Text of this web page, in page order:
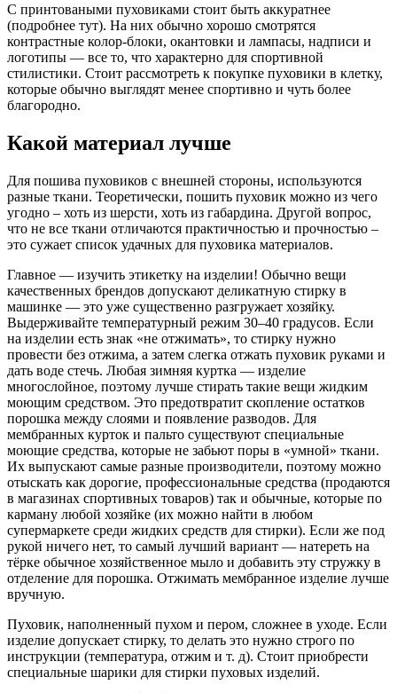
С принтоваными пуховиками стоит быть аккуратнее
(подробнее тут). На них обычно хорошо смотрятся
контрастные колор-блоки, окантовки и лампасы, надписи и
логотипы — все то, что характерно для спортивной
стилистики. Стоит рассмотреть к покупке пуховики в клетку,
которые обычно выглядят менее спортивно и чуть более
благородно.
Какой материал лучше
Для пошива пуховиков с внешней стороны, используются
разные ткани. Теоретически, пошить пуховик можно из чего
угодно – хоть из шерсти, хоть из габардина. Другой вопрос,
что не все ткани отличаются практичностью и прочностью –
это сужает список удачных для пуховика материалов.
Главное — изучить этикетку на изделии! Обычно вещи
качественных брендов допускают деликатную стирку в
машинке — это уже существенно разгружает хозяйку.
Выдерживайте температурный режим 30–40 градусов. Если
на изделии есть знак «не отжимать», то стирку нужно
провести без отжима, а затем слегка отжать пуховик руками и
дать воде стечь. Любая зимняя куртка — изделие
многослойное, поэтому лучше стирать такие вещи жидким
моющим средством. Это предотвратит скопление остатков
порошка между слоями и появление разводов. Для
мембранных курток и пальто существуют специальные
моющие средства, которые не забьют поры в «умной» ткани.
Их выпускают самые разные производители, поэтому можно
отыскать как дорогие, профессиональные средства (продаются
в магазинах спортивных товаров) так и обычные, которые по
карману любой хозяйке (их можно найти в любом
супермаркете среди жидких средств для стирки). Если же под
рукой ничего нет, то самый лучший вариант — натереть на
тёрке обычное хозяйственное мыло и добавить эту стружку в
отделение для порошка. Отжимать мембранное изделие лучше
вручную.
Пуховик, наполненный пухом и пером, сложнее в уходе. Если
изделие допускает стирку, то делать это нужно строго по
инструкции (температура, отжим и т. д). Стоит приобрести
специальные шарики для стирки пуховых изделий.